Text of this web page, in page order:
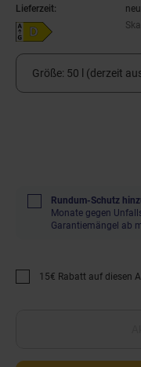
Lieferzeit:
Energieeffizienzklasse D auf
Größe: 50 l (derzeit
Rundum-Schutz
Monate gegen
Garantiemängel ab
Promotion "15€ Rabatt
15€ Rabatt auf diesen